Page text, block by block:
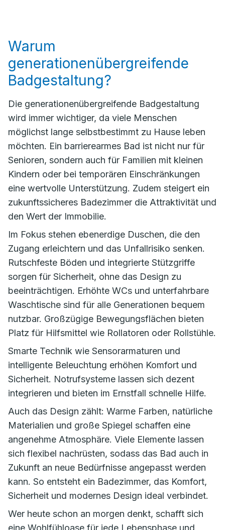
Warum
generationenübergreifende
Badgestaltung?
Die generationenübergreifende Badgestaltung
wird immer wichtiger, da viele Menschen
möglichst lange selbstbestimmt zu Hause leben
möchten. Ein barrierearmes Bad ist nicht nur für
Senioren, sondern auch für Familien mit kleinen
Kindern oder bei temporären Einschränkungen
eine wertvolle Unterstützung. Zudem steigert ein
zukunftssicheres Badezimmer die Attraktivität und
den Wert der Immobilie.
Im Fokus stehen ebenerdige Duschen, die den
Zugang erleichtern und das Unfallrisiko senken.
Rutschfeste Böden und integrierte Stützgriffe
sorgen für Sicherheit, ohne das Design zu
beeinträchtigen. Erhöhte WCs und unterfahrbare
Waschtische sind für alle Generationen bequem
nutzbar. Großzügige Bewegungsflächen bieten
Platz für Hilfsmittel wie Rollatoren oder Rollstühle.
Smarte Technik wie Sensorarmaturen und
intelligente Beleuchtung erhöhen Komfort und
Sicherheit. Notrufsysteme lassen sich dezent
integrieren und bieten im Ernstfall schnelle Hilfe.
Auch das Design zählt: Warme Farben, natürliche
Materialien und große Spiegel schaffen eine
angenehme Atmosphäre. Viele Elemente lassen
sich flexibel nachrüsten, sodass das Bad auch in
Zukunft an neue Bedürfnisse angepasst werden
kann. So entsteht ein Badezimmer, das Komfort,
Sicherheit und modernes Design ideal verbindet.
Wer heute schon an morgen denkt, schafft sich
eine Wohlfühloase für jede Lebensphase und